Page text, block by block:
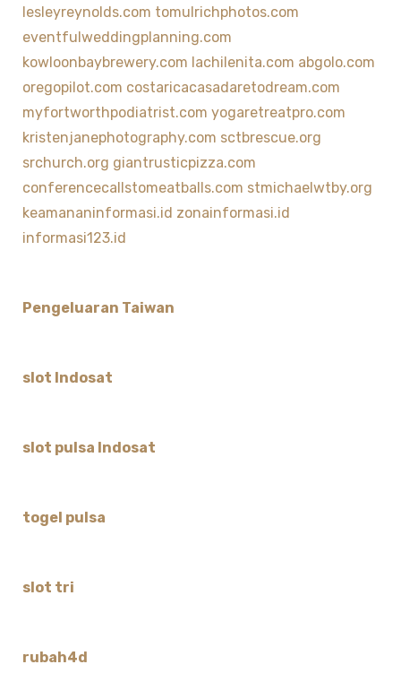
lesleyreynolds.com tomulrichphotos.com
eventfulweddingplanning.com
kowloonbaybrewery.com lachilenita.com abgolo.com
oregopilot.com costaricacasadaretodream.com
myfortworthpodiatrist.com yogaretreatpro.com
kristenjanephotography.com sctbrescue.org
srchurch.org giantrusticpizza.com
conferencecallstomeatballs.com stmichaelwtby.org
keamananinformasi.id zonainformasi.id
informasi123.id
Pengeluaran Taiwan
slot Indosat
slot pulsa Indosat
togel pulsa
slot tri
rubah4d